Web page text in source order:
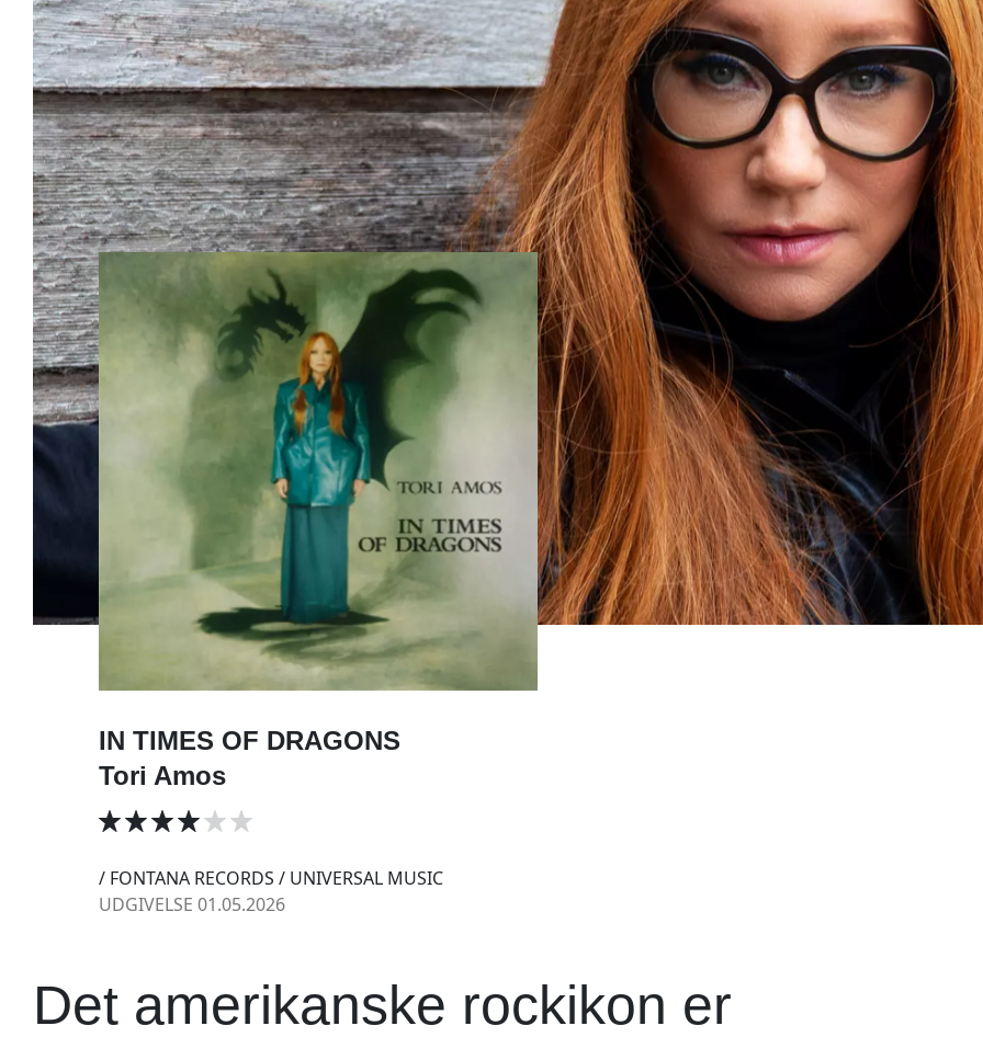
IN TIMES OF DRAGONS
Tori Amos
/ FONTANA RECORDS / UNIVERSAL MUSIC
UDGIVELSE 01.05.2026
Det amerikanske rockikon er